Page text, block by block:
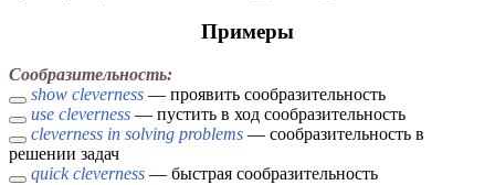
Примеры
Сообразительность:
show cleverness — проявить сообразительность
use cleverness — пустить в ход сообразительность
cleverness in solving problems — сообразительность в
решении задач
quick cleverness — быстрая сообразительность